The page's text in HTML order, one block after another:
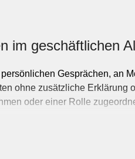
im geschäftlichen
Gesprächen, an
ohne zusätzliche Erklärung
oder einer Rolle
und